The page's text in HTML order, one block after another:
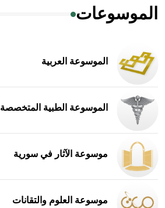
الموسوعات
الموسوعة العربية
الموسوعة الطبية المتخصصة
موسوعة الآثار في سورية
موسوعة العلوم والتقانات